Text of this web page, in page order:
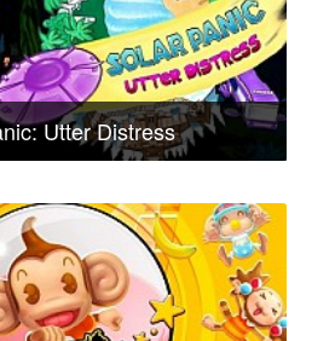
Utter Distress